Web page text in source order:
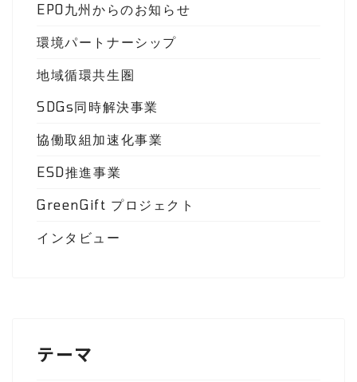
EPO九州からのお知らせ
環境パートナーシップ
地域循環共生圏
SDGs同時解決事業
協働取組加速化事業
ESD推進事業
GreenGift プロジェクト
インタビュー
テーマ